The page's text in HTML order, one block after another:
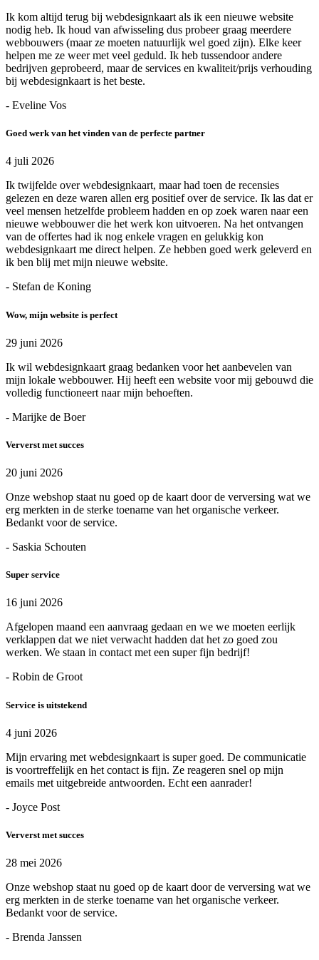
Ik kom altijd terug bij webdesignkaart als ik een nieuwe website
nodig heb. Ik houd van afwisseling dus probeer graag meerdere
webbouwers (maar ze moeten natuurlijk wel goed zijn). Elke keer
helpen me ze weer met veel geduld. Ik heb tussendoor andere
bedrijven geprobeerd, maar de services en kwaliteit/prijs verhouding
bij webdesignkaart is het beste.
- Eveline Vos
Goed werk van het vinden van de perfecte partner
4 juli 2026
Ik twijfelde over webdesignkaart, maar had toen de recensies
gelezen en deze waren allen erg positief over de service. Ik las dat er
veel mensen hetzelfde probleem hadden en op zoek waren naar een
nieuwe webbouwer die het werk kon uitvoeren. Na het ontvangen
van de offertes had ik nog enkele vragen en gelukkig kon
webdesignkaart me direct helpen. Ze hebben goed werk geleverd en
ik ben blij met mijn nieuwe website.
- Stefan de Koning
Wow, mijn website is perfect
29 juni 2026
Ik wil webdesignkaart graag bedanken voor het aanbevelen van
mijn lokale webbouwer. Hij heeft een website voor mij gebouwd die
volledig functioneert naar mijn behoeften.
- Marijke de Boer
Ververst met succes
20 juni 2026
Onze webshop staat nu goed op de kaart door de verversing wat we
erg merkten in de sterke toename van het organische verkeer.
Bedankt voor de service.
- Saskia Schouten
Super service
16 juni 2026
Afgelopen maand een aanvraag gedaan en we we moeten eerlijk
verklappen dat we niet verwacht hadden dat het zo goed zou
werken. We staan in contact met een super fijn bedrijf!
- Robin de Groot
Service is uitstekend
4 juni 2026
Mijn ervaring met webdesignkaart is super goed. De communicatie
is voortreffelijk en het contact is fijn. Ze reageren snel op mijn
emails met uitgebreide antwoorden. Echt een aanrader!
- Joyce Post
Ververst met succes
28 mei 2026
Onze webshop staat nu goed op de kaart door de verversing wat we
erg merkten in de sterke toename van het organische verkeer.
Bedankt voor de service.
- Brenda Janssen